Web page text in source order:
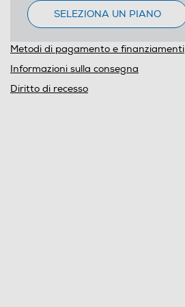
SELEZIONA UN PIANO
Metodi di pagamento e finanziamenti
Informazioni sulla consegna
Diritto di recesso